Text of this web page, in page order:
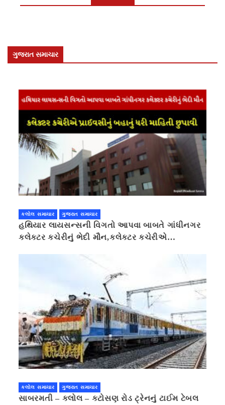
ગુજરાત સમાચાર
કલોલ સમાચાર ગુજરાત સમાચાર
હથિયાર લાયસન્સની વિગતો આપવા બાબતે ગાંધીનગર
કલેક્ટર કચેરીનું ભેદી મૌન,કલેક્ટર કચેરીએ
કલોલ સમાચાર ગુજરાત સમાચાર
સાબરમતી – કલોલ – કટોસણ રોડ ટ્રેનનું ટાઈમ ટેબલ